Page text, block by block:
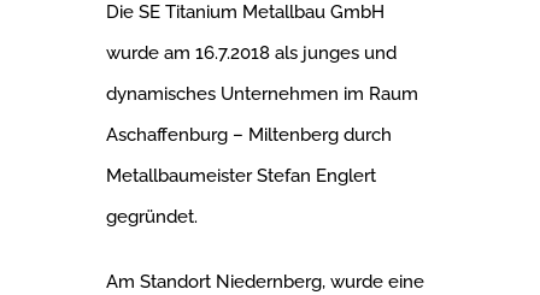
Die SE Titanium Metallbau GmbH
wurde am 16.7.2018 als junges und
dynamisches Unternehmen im Raum
Aschaffenburg – Miltenberg durch
Metallbaumeister Stefan Englert
gegründet.
Am Standort Niedernberg, wurde eine